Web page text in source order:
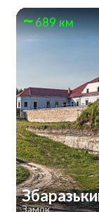
689 км
Замок